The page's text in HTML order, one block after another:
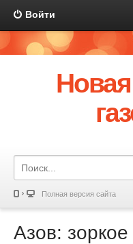
Войти
Полная версия сайта
Азов: